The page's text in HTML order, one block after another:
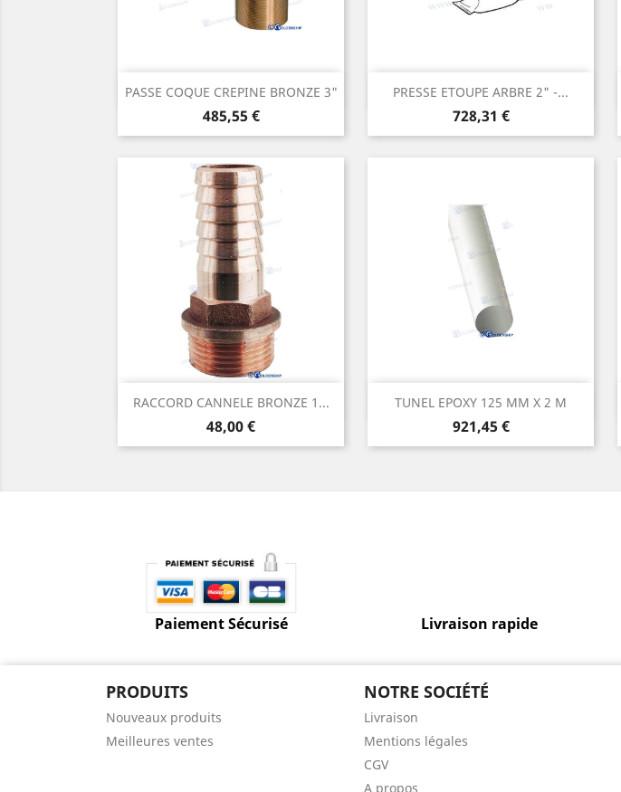
PASSE COQUE CREPINE BRONZE 3"
Prix
485,55 €
Aperçu rapide PRESSE ETOUPE ARBRE 2" -...
Prix
728,31 €
 Aperçu rapide
RACCORD CANNELE BRONZE 1...
Prix
48,00 €
Aperçu rapide TUNEL EPOXY 125 MM X 2 M
Prix
921,45 €
Aperçu rapide
Paiement Sécurisé Livraison rapide
PRODUITS
Nouveaux produits
Meilleures ventes
NOTRE SOCIÉTÉ
Livraison
Mentions légales
CGV
A propos